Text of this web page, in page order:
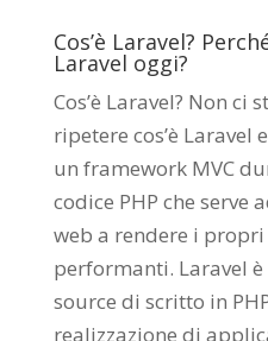
Cos’è Laravel?
Laravel oggi?
Cos’è Laravel? Non ci
ripetere cos’è Laravel
un framework MVC
codice PHP che serve
web a rendere i
performanti. Laravel
source di scritto in
realizzazione di